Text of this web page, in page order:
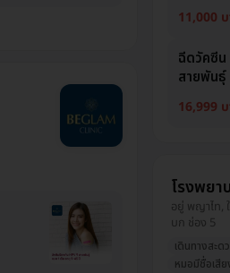
11,000
ฉีดวัคซีน
สายพันธุ์
16,999
โรงพย
อยู่ พญาไท,
บก ช่อง 5
เดินทางสะด
หมอมีชื่อเสีย